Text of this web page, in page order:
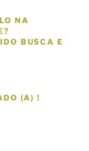
NA
BUSCA E
(A) !